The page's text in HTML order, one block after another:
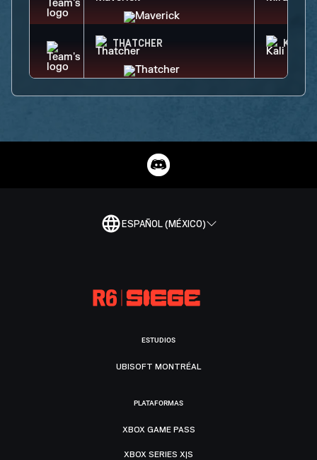
THATCHER KALI
ESPAÑOL (MÉXICO)
ESTUDIOS
UBISOFT MONTRÉAL
PLATAFORMAS
XBOX GAME PASS
XBOX SERIES X|S